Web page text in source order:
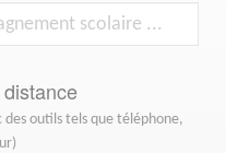
outils tels que téléphone,